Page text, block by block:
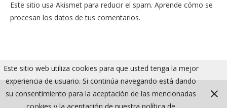
web
(opcional)
Este sitio usa Akismet para reducir el spam. Aprende cómo se
procesan los datos de tus comentarios.
Este sitio web utiliza cookies para que usted tenga la mejor
experiencia de usuario. Si continúa navegando está dando
su consentimiento para la aceptación de las mencionadas